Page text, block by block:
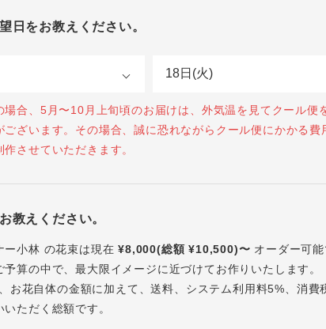
日をお教えください。
合、5月〜10月上旬頃のお届けは、外気温を見てクール便
ございます。その場合、誠に恐れながらクール便にかかる費
させていただきます。
教えください。
ー小林 の花束は現在¥8,000(総額 ¥10,500)〜 オーダー可
予算の中で、最大限イメージに近づけてお作りいたします。
お花自体の金額に加えて、送料、システム利用料5%、消費
ただく総額です。